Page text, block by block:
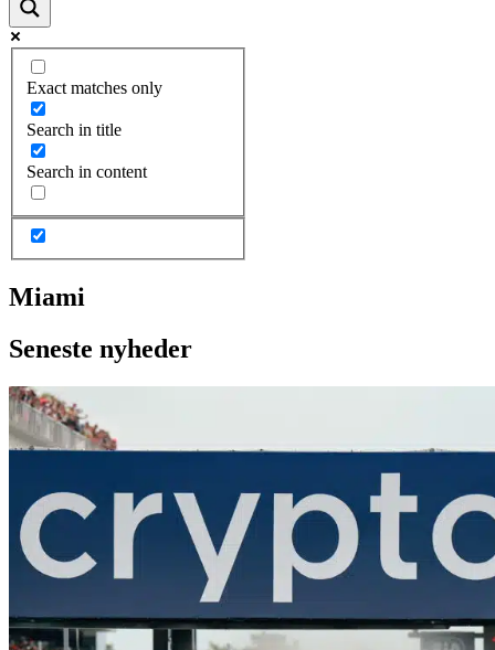
Exact matches only
Search in title
Search in content
Miami
Seneste nyheder